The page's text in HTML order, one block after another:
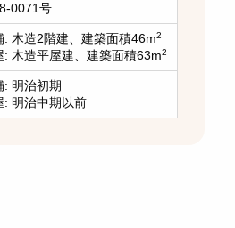
0071号
: 木造2階建、建築面積46m2
: 木造平屋建、建築面積63m2
: 明治初期
: 明治中期以前